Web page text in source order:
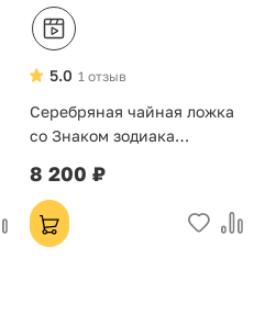
1 отзыв
5.0
Серебряная чайная ложка
со Знаком зодиака
8 200 ₽